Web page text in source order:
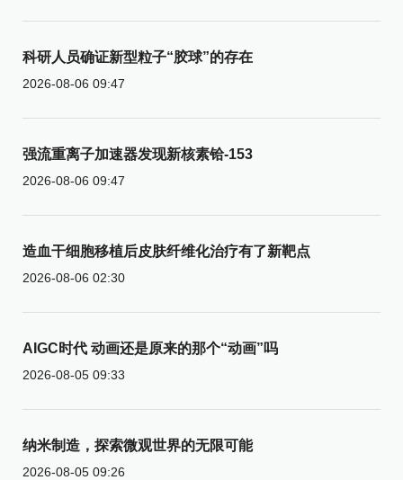
科研人员确证新型粒子“胶球”的存在
2026-08-06 09:47
强流重离子加速器发现新核素铪-153
2026-08-06 09:47
造血干细胞移植后皮肤纤维化治疗有了新靶点
2026-08-06 02:30
AIGC时代 动画还是原来的那个“动画”吗
2026-08-05 09:33
纳米制造，探索微观世界的无限可能
2026-08-05 09:26